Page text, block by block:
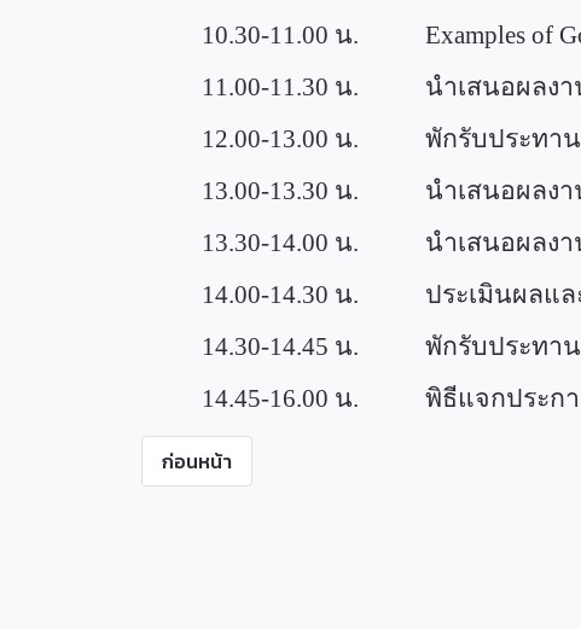
10.30-11.00 น. Examples of
11.00-11.30 น. นำเสนอผลงาน
12.00-13.00 น. พักรับประทานอ
13.00-13.30 น. นำเสนอผลงาน
13.30-14.00 น. นำเสนอผลงาน
14.00-14.30 น. ประเมินผลและ
14.30-14.45 น. พักรับประทานอ
14.45-16.00 น. พิธีแจกประกาศ
ก่อนหน้า